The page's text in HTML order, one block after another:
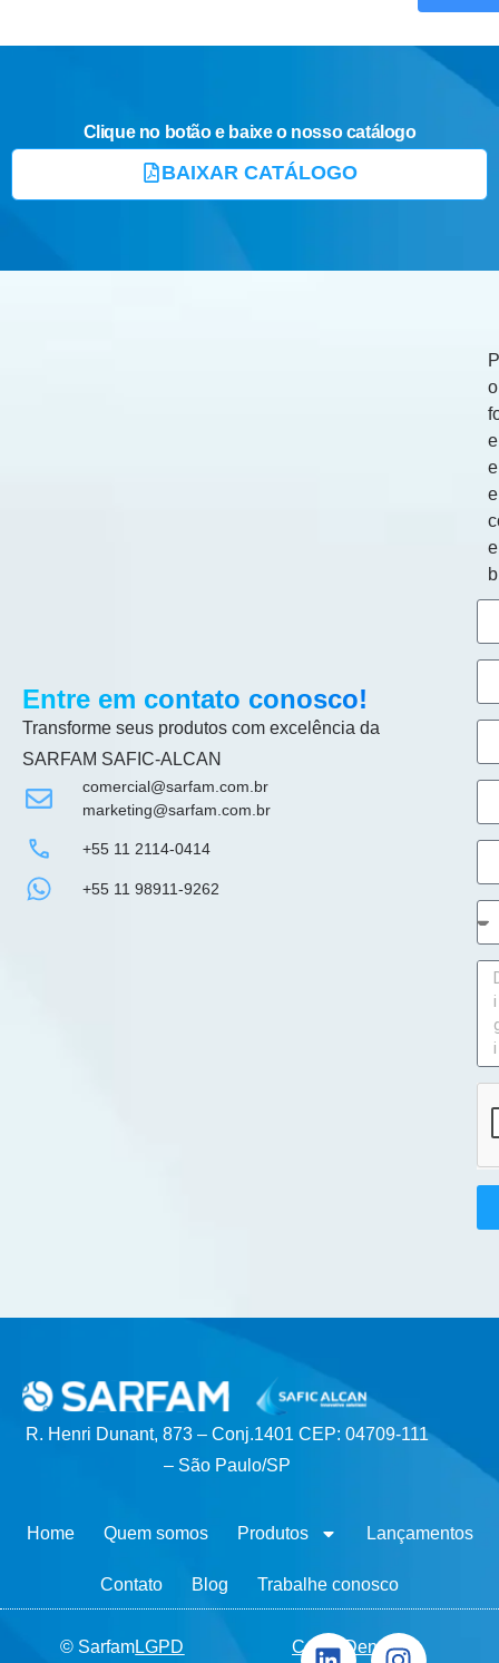
Clique no botão e baixe o nosso catálogo
BAIXAR CATÁLOGO
Entre em contato conosco!
Transforme seus produtos com excelência da
SARFAM SAFIC-ALCAN
comercial@sarfam.com.br
marketing@sarfam.com.br
+55 11 2114-0414
+55 11 98911-9262
o
e
© SarfamLGPD Canal Denúncia
R. Henri Dunant, 873 – Conj.1401 CEP: 04709-111
– São Paulo/SP
Home Quem somos Produtos Lançamentos
Contato Blog Trabalhe conosco